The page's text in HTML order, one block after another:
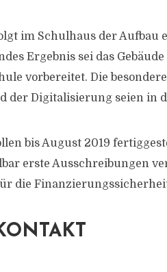
im Schulhaus der Aufbau
Ergebnis sei das
vorbereitet. Die
der Digitalisierung seien in
bis August 2019
erste Ausschreibungen
die